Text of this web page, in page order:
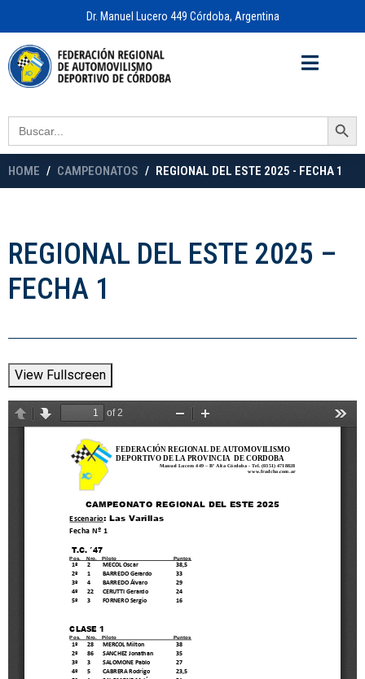
Dr. Manuel Lucero 449 Córdoba, Argentina
Search
for:
Search Button
HOME CAMPEONATOS REGIONAL DEL ESTE 2025 - FECHA 1
REGIONAL DEL ESTE 2025 –
FECHA 1
View Fullscreen